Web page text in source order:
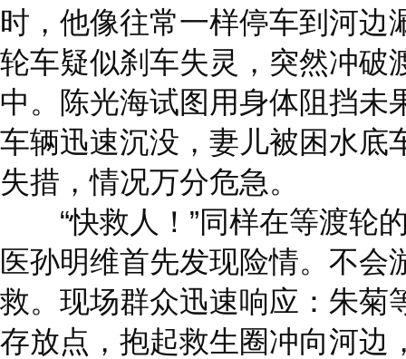
时，他像往常一样停车到河边
轮车疑似刹车失灵，突然冲破
中。陈光海试图用身体阻挡未
车辆迅速沉没，妻儿被困水底
失措，情况万分危急。
“快救人！”同样在等渡轮
医孙明维首先发现险情。不会
救。现场群众迅速响应：朱菊
存放点，抱起救生圈冲向河边